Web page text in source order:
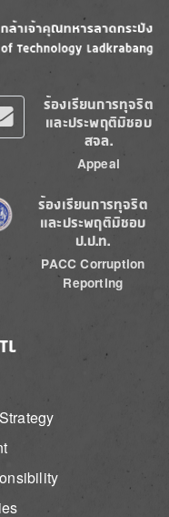
ร้องเรียนการทุจริต
และประพฤติมิชอบ
สจล.
Appeal
ร้องเรียนการทุจริต
และประพฤติมิชอบ
ป.ป.ท.
PACC Corruption
Reporting